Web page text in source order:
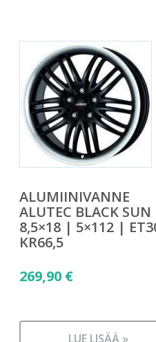
ALUMIINIVANNE
ALUTEC BLACK
8,5×18 | 5×112 |
KR66,5
269,90 €
LUE LISÄÄ »